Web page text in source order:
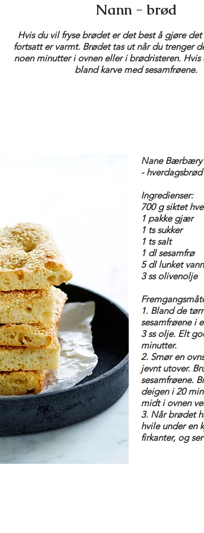
Nann - brød
Hvis du vil fryse brødet er det best å gjøre
fortsatt er varmt. Brødet tas ut når du trenger
noen minutter i ovnen eller i brødristeren. Hvis
bland karve med sesamfrøene.
Nane Bærbæry
- hverdagsbrød
Ingredienser:
700 g siktet
1 pakke gjær
1 ts sukker
1 ts salt
1 dl sesamfrø
5 dl lunket vann
3 ss olivenolje
1. Bland de
sesamfrøene i
3 ss olje. Elt
minutter.
2. Smør en
jevnt utover.
sesamfrøene.
deigen i 20
midt i ovnen
3. Når brødet
hvile under en
firkanter, og